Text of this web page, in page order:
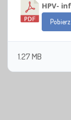
HPV-
1.27 MB